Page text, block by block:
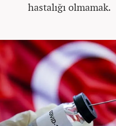
hastalığı olmamak.